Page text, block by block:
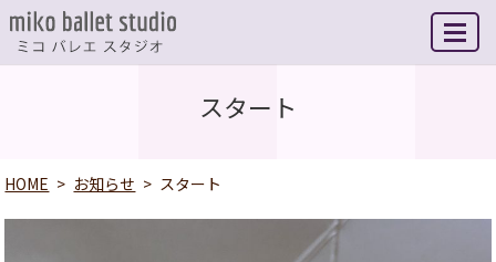
MENU
スタート
HOME お知らせ スタート